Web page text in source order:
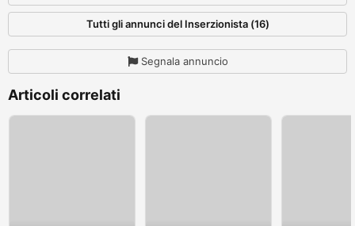
Tutti gli annunci del Inserzionista (16)
Segnala annuncio
Articoli correlati